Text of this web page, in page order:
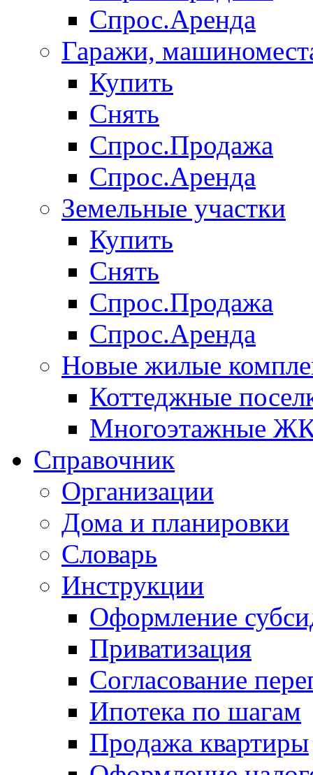
Спрос.Аренда
Гаражи,
Купить
Снять
Спрос.Продажа
Спрос.Аренда
Земельные участки
Купить
Снять
Спрос.Продажа
Спрос.Аренда
Новые жилые
Коттеджные
Многоэтажные
Справочник
Организации
Дома и планировки
Словарь
Инструкции
Оформление
Приватизация
Согласование
Ипотека по шагам
Продажа квартиры